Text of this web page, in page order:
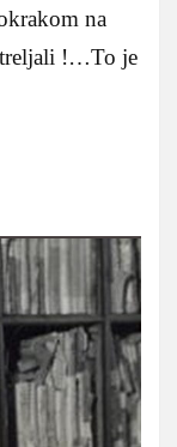
na
!…To je